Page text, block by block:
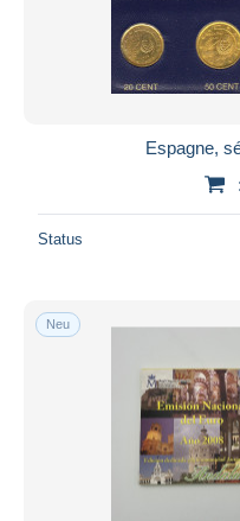
Espagne,
Status
Neu